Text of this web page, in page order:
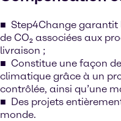
Step4Change garantit
de CO₂ associées aux
livraison ;
Constitue une façon
climatique grâce à un
contrôlée, ainsi qu’une
Des projets
monde.